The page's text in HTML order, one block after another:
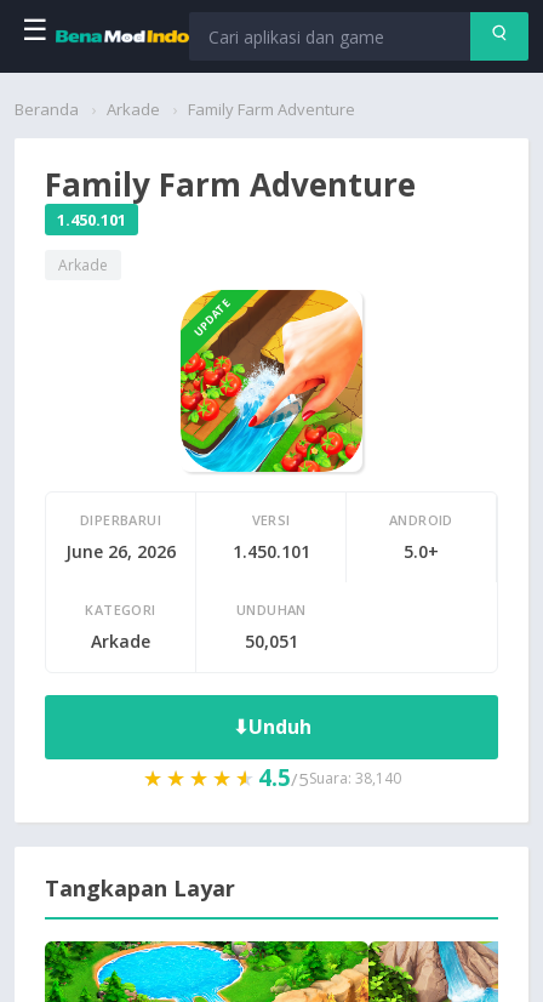
☰
Beranda
Permainan
Beranda Arkade Family Farm Adventure
Family Farm Adventure
1.450.101
Arkade
UPDATE
DIPERBARUI
June 26, 2026
VERSI
1.450.101
ANDROID
5.0+
KATEGORI
Arkade
UNDUHAN
50,051
⬇Unduh
★★★★★
★★★★★ 4.5/5Suara: 38,140
Tangkapan Layar